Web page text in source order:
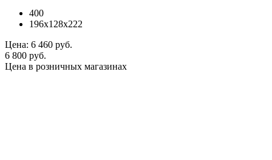
400
196x128x222
Цена: 6 460 руб.
6 800 руб.
Цена в розничных магазинах